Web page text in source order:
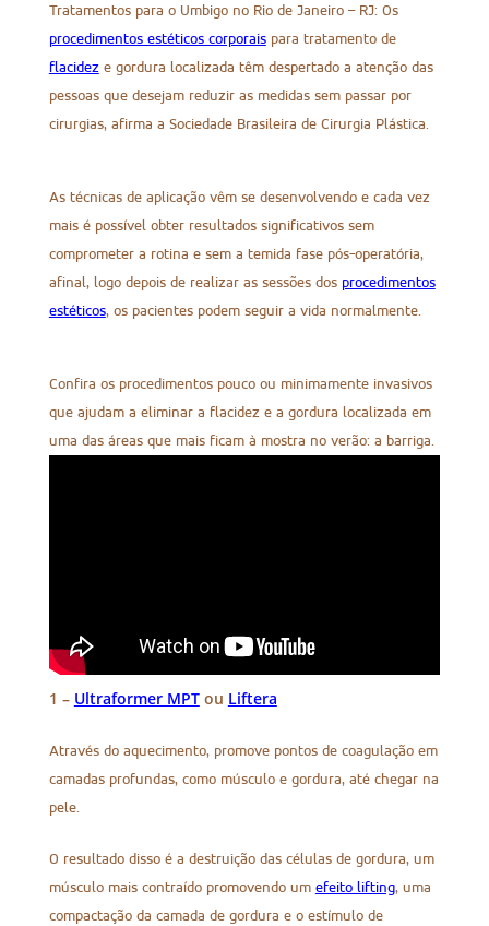
Tratamentos para o Umbigo no Rio de Janeiro – RJ: Os
procedimentos estéticos corporaispara tratamento de
flacideze gordura localizada têm despertado a atenção das
pessoas que desejam reduzir as medidas sem passar por
cirurgias, afirma a Sociedade Brasileira de Cirurgia Plástica.
As técnicas de aplicação vêm se desenvolvendo e cada vez
mais é possível obter resultados significativos sem
comprometer a rotina e sem a temida fase pós-operatória,
afinal, logo depois de realizar as sessões dos procedimentos
estéticos, os pacientes podem seguir a vida normalmente.
Confira os procedimentos pouco ou minimamente invasivos
que ajudam a eliminar a flacidez e a gordura localizada em
uma das áreas que mais ficam à mostra no verão: a barriga.
1 – Ultraformer MPTou Liftera
Através do aquecimento, promove pontos de coagulação em
camadas profundas, como músculo e gordura, até chegar na
pele.
O resultado disso é a destruição das células de gordura, um
músculo mais contraído promovendo um efeito lifting, uma
compactação da camada de gordura e o estímulo de